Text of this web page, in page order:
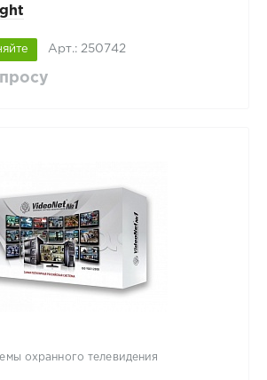
Арт.: 250742
охранного телевидения